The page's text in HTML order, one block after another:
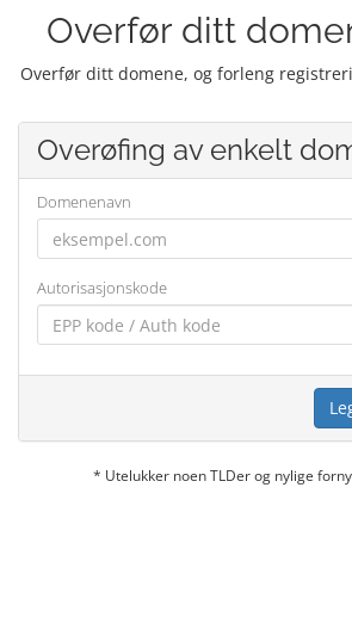
Overfør ditt
Overfør ditt domene, og forleng
Overøfing av enkelt
Domenenavn
Autorisasjonskode
* Utelukker noen TLDer og nylige